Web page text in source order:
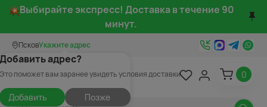
Выбирайте экспресс! Доставка в течение 90
минут.
ПсковУкажите адрес
адрес?
поможет вам заранее увидеть условия доставки
Добавить Позже
0